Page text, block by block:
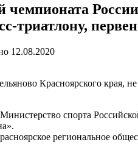
триатлону,
12.08.2020
Красноярского края,
спорта
региональное